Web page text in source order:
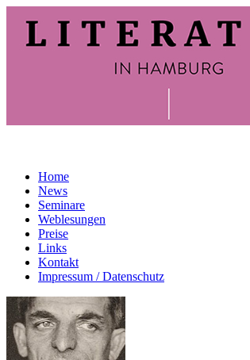
Home
News
Seminare
Weblesungen
Preise
Links
Kontakt
Impressum / Datenschutz